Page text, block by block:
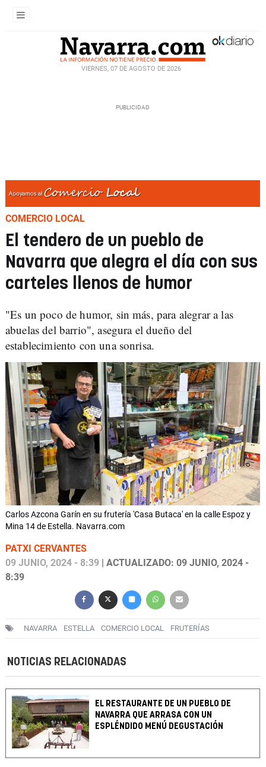
VIERNES, 07 DE AGOSTO DE 2026
COMERCIO LOCAL
El tendero de un pueblo de
Navarra que alegra el día con sus
carteles llenos de humor
"Es un poco de humor, sin más, para alegrar a las
abuelas del barrio", asegura el dueño del
establecimiento con una sonrisa.
Carlos Azcona Garín en su frutería 'Casa Butaca' en la calle Espoz y
Mina 14 de Estella. Navarra.com
PATXI CERVANTES
09 JUNIO, 2024 - 8:39 | ACTUALIZADO: 09 JUNIO, 2024 -
8:39
NAVARRA ESTELLA COMERCIO LOCAL FRUTERÍAS
NOTICIAS RELACIONADAS
EL RESTAURANTE DE UN PUEBLO DE
NAVARRA QUE ARRASA CON UN
ESPLÉNDIDO MENÚ DEGUSTACIÓN